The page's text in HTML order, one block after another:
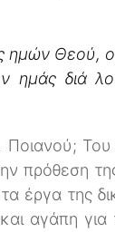
ημών Θεού,
διά
Ποιανού;
πρόθεση
έργα της
αγάπη για